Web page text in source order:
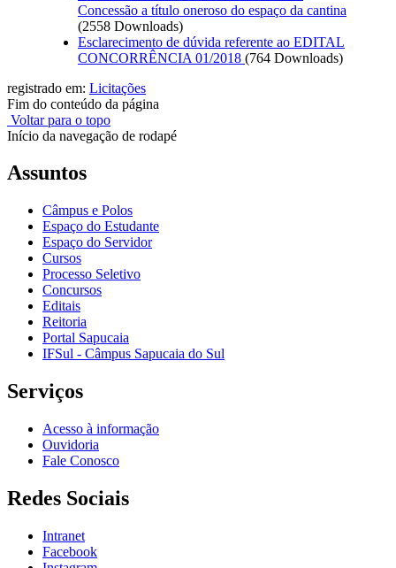
Concessão a título oneroso do espaço da cantina
(2558 Downloads)
Esclarecimento de dúvida referente ao EDITAL
CONCORRÊNCIA 01/2018 (764 Downloads)
registrado em: Licitações
Fim do conteúdo da página
Voltar para o topo
Início da navegação de rodapé
Assuntos
Câmpus e Polos
Espaço do Estudante
Espaço do Servidor
Cursos
Processo Seletivo
Concursos
Editais
Reitoria
Portal Sapucaia
IFSul - Câmpus Sapucaia do Sul
Serviços
Acesso à informação
Ouvidoria
Fale Conosco
Redes Sociais
Intranet
Facebook